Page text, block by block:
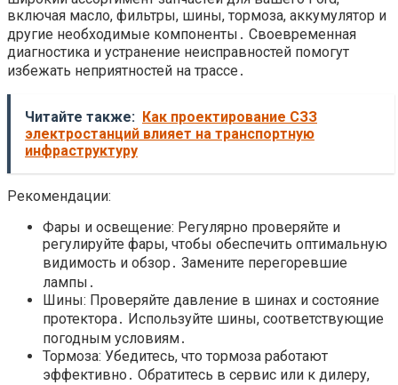
включая масло, фильтры, шины, тормоза, аккумулятор и
другие необходимые компоненты․ Своевременная
диагностика и устранение неисправностей помогут
избежать неприятностей на трассе․
Читайте также: Как проектирование СЗЗ
электростанций влияет на транспортную
инфраструктуру
Рекомендации:
Фары и освещение: Регулярно проверяйте и
регулируйте фары, чтобы обеспечить оптимальную
видимость и обзор․ Замените перегоревшие
лампы․
Шины: Проверяйте давление в шинах и состояние
протектора․ Используйте шины, соответствующие
погодным условиям․
Тормоза: Убедитесь, что тормоза работают
эффективно․ Обратитесь в сервис или к дилеру,